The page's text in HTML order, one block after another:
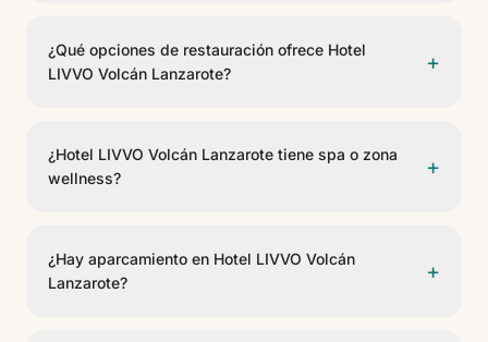
en las zonas comunes y habitaciones.
¿Qué opciones de restauración ofrece Hotel
LIVVO Volcán Lanzarote?
+
incluyendo La Florida, La Vegueta, Yaiza, Snack Bar
Islote. Ofrecen servicio de buffet, à la carte y buffet, à
la carte.
¿Hotel LIVVO Volcán Lanzarote tiene spa o zona
wellness?
+
tratamientos de belleza y masajes, sauna y baño
turco, gimnasio.
¿Hay aparcamiento en Hotel LIVVO Volcán
Lanzarote?
+